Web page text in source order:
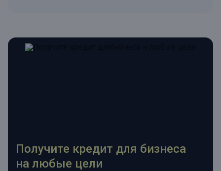
Получите кредит для бизнеса
на любые цели